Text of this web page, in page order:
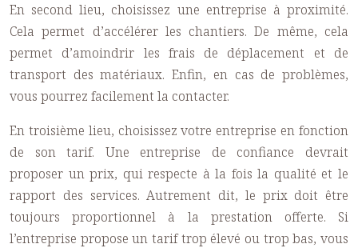
En second lieu, choisissez une entreprise à proximité.
Cela permet d’accélérer les chantiers. De même, cela
permet d’amoindrir les frais de déplacement et de
transport des matériaux. Enfin, en cas de problèmes,
vous pourrez facilement la contacter.
En troisième lieu, choisissez votre entreprise en fonction
de son tarif. Une entreprise de confiance devrait
proposer un prix, qui respecte à la fois la qualité et le
rapport des services. Autrement dit, le prix doit être
toujours proportionnel à la prestation offerte. Si
l’entreprise propose un tarif trop élevé ou trop bas, vous